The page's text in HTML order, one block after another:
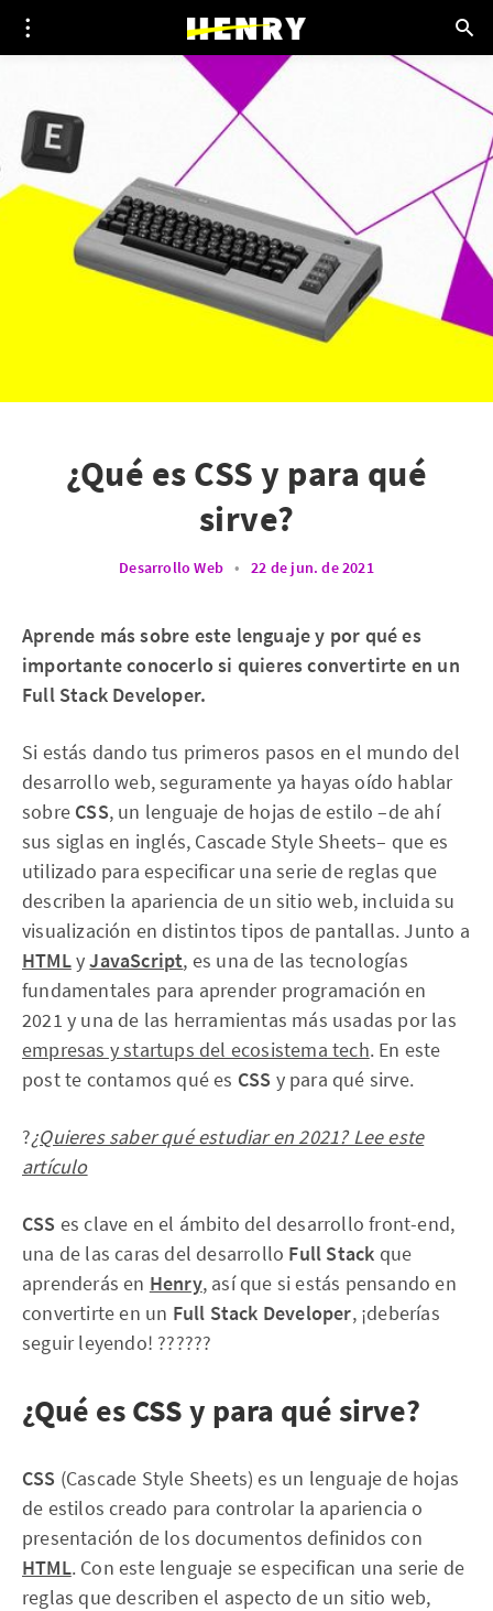
¿Qué es CSS y para qué
sirve?
Desarrollo Web • 22 de jun. de 2021
Aprende más sobre este lenguaje y por qué es
importante conocerlo si quieres convertirte en un
Full Stack Developer.
Si estás dando tus primeros pasos en el mundo del
desarrollo web, seguramente ya hayas oído hablar
sobre CSS, un lenguaje de hojas de estilo –de ahí
sus siglas en inglés, Cascade Style Sheets– que es
utilizado para especificar una serie de reglas que
describen la apariencia de un sitio web, incluida su
visualización en distintos tipos de pantallas. Junto a
HTMLyJavaScript, es una de las tecnologías
fundamentales para aprender programación en
2021 y una de las herramientas más usadas por las
empresas y startups del ecosistema tech. En este
post te contamos qué es CSS y para qué sirve.
?¿Quieres saber qué estudiar en 2021? Lee este
artículo
CSS es clave en el ámbito del desarrollo front-end,
una de las caras del desarrollo Full Stack que
aprenderás en Henry, así que si estás pensando en
convertirte en un Full Stack Developer, ¡deberías
seguir leyendo! ??????
¿Qué es CSS y para qué sirve?
CSS (Cascade Style Sheets) es un lenguaje de hojas
de estilos creado para controlar la apariencia o
presentación de los documentos definidos con
HTML. Con este lenguaje se especifican una serie de
reglas que describen el aspecto de un sitio web,